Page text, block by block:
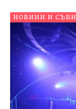
НОВИНИ И